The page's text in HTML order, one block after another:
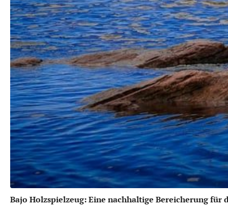
Bajo Holzspielzeug: Eine nachhaltige Bereicherung für